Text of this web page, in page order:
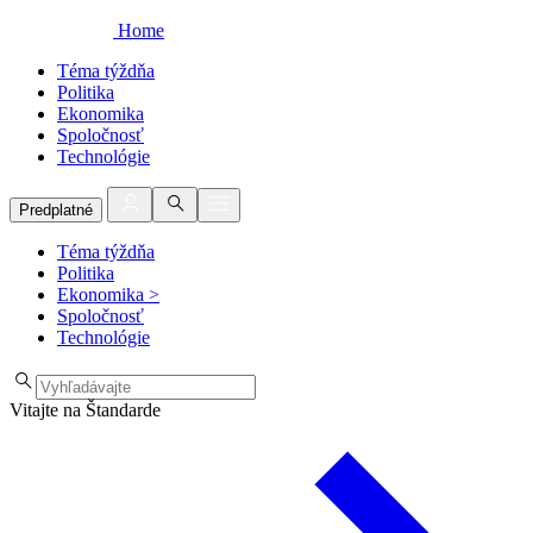
Home
Téma týždňa
Politika
Ekonomika
Spoločnosť
Technológie
Predplatné
Téma týždňa
Politika
Ekonomika >
Spoločnosť
Technológie
Vitajte na Štandarde